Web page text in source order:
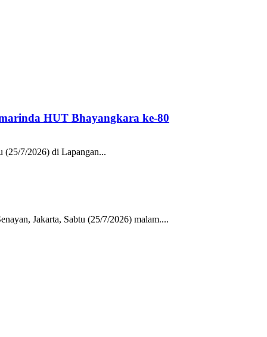
HUT Bhayangkara ke-80
7/2026) di Lapangan...
Jakarta, Sabtu (25/7/2026) malam....